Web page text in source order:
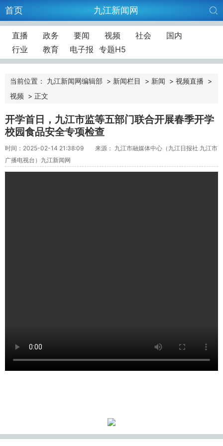
首页 九江新闻网
直播 政务 要闻 视频 社会
国内
行业
教育 电子报 专题H5
当前位置： 九江新闻网编辑部 > 新闻栏目 > 新闻 > 视频直播 >
视频 > 正文
开学首日，九江市监等五部门联合开展春季开学
校园食品安全专项检查
时间：2025-02-14 21:38:09
来源： 九江市融媒体中心（九江日报社 九江市
广播电视台）九江新闻网